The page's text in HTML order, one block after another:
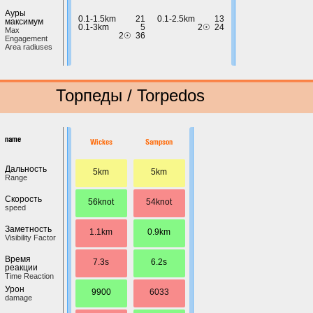
Ауры
максимум
Max
Engagement
Area radiuses
0.1-1.5km
21
0.1-3km
5
2☉ 36
0.1-2.5km
13
2☉ 24
Торпеды / Torpedos
name
Дальность
Range
Скорость
speed
Заметность
Visibility Factor
Время
реакции
Time Reaction
Урон
damage
Wickes
5km
56knot
1.1km
7.3s
9900
Sampson
5km
54knot
0.9km
6.2s
6033